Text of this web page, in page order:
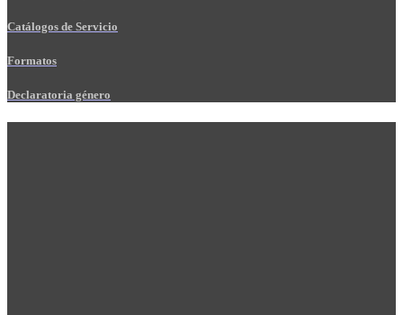
Catálogos de Servicio
Formatos
Declaratoria género